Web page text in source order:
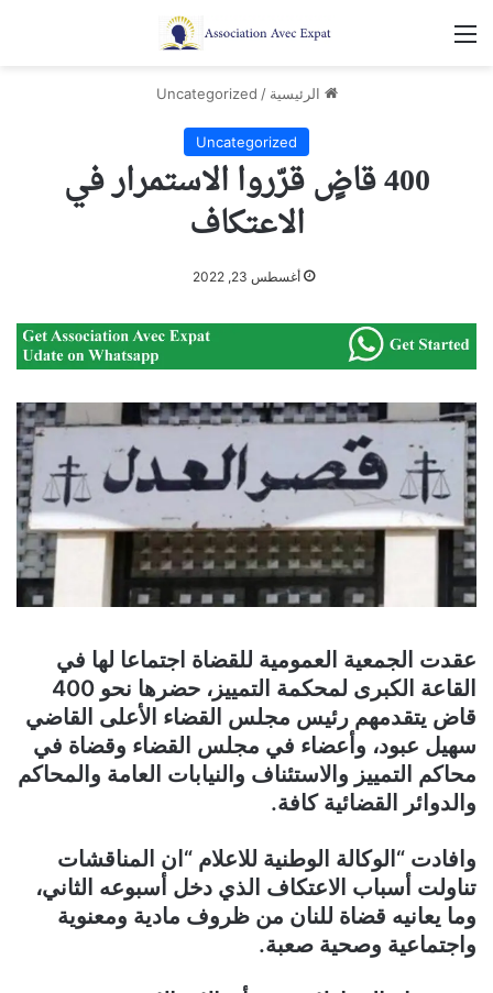
القائمة
الرئيسية /
Uncategorized
Uncategorized
400 قاضٍ قرّروا الاستمرار في
الاعتكاف
أغسطس 23, 2022
عقدت الجمعية العمومية للقضاة اجتماعا لها في
القاعة الكبرى لمحكمة التمييز، حضرها نحو 400
قاض يتقدمهم رئيس مجلس القضاء الأعلى القاضي
سهيل عبود، وأعضاء في مجلس القضاء وقضاة في
محاكم التمييز والاستئناف والنيابات العامة والمحاكم
والدوائر القضائية كافة.
وافادت “الوكالة الوطنية للاعلام “ان المناقشات
تناولت أسباب الاعتكاف الذي دخل أسبوعه الثاني،
وما يعانيه قضاة للنان من ظروف مادية ومعنوية
واجتماعية وصحية صعبة.